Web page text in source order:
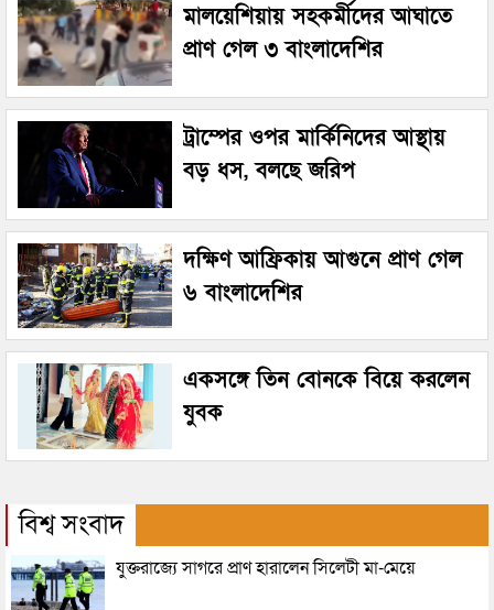
মালয়েশিয়ায় সহকর্মীদের আঘাতে
প্রাণ গেল ৩ বাংলাদেশির
ট্রাম্পের ওপর মার্কিনিদের আস্থায়
বড় ধস, বলছে জরিপ
দক্ষিণ আফ্রিকায় আগুনে প্রাণ গেল
৬ বাংলাদেশির
একসঙ্গে তিন বোনকে বিয়ে করলেন
যুবক
বিশ্ব সংবাদ
যুক্তরাজ্যে সাগরে প্রাণ হারালেন সিলেটী মা-মেয়ে